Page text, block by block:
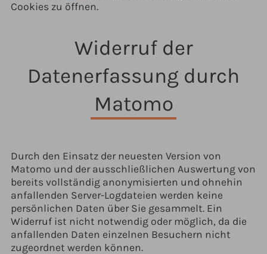
Cookies zu öffnen.
Widerruf der
Datenerfassung durch
Matomo
Durch den Einsatz der neuesten Version von
Matomo und der ausschließlichen Auswertung von
bereits vollständig anonymisierten und ohnehin
anfallenden Server-Logdateien werden keine
persönlichen Daten über Sie gesammelt. Ein
Widerruf ist nicht notwendig oder möglich, da die
anfallenden Daten einzelnen Besuchern nicht
zugeordnet werden können.